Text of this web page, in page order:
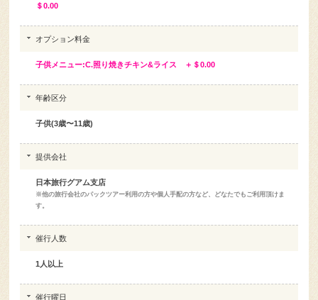
＄0.00
オプション料金
子供メニュー:C.照り焼きチキン&ライス ＋＄0.00
年齢区分
子供(3歳〜11歳)
提供会社
日本旅行グアム支店
※他の旅行会社のパックツアー利用の方や個人手配の方など、どなたでもご利用頂けま
す。
催行人数
1人以上
催行曜日